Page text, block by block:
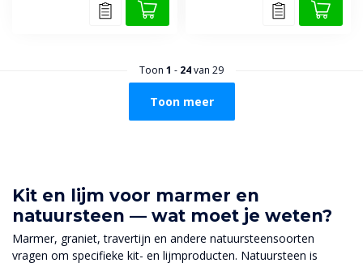
Toon 1 - 24van 29
Toon meer
Kit en lijm voor marmer en
natuursteen — wat moet je weten?
Marmer, graniet, travertijn en andere natuursteensoorten
vragen om specifieke kit- en lijmproducten. Natuursteen is